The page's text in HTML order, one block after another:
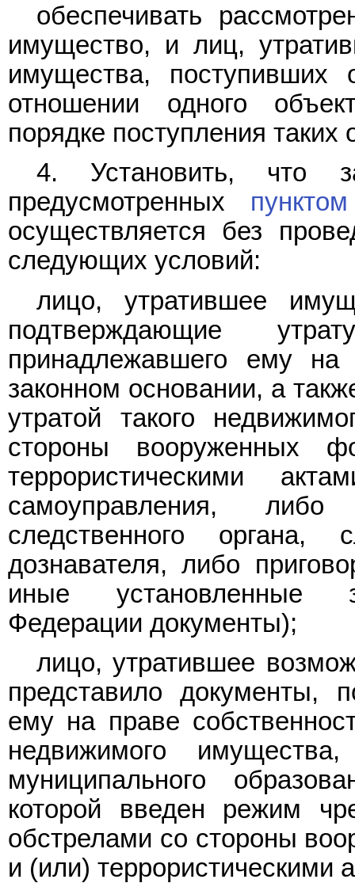
обеспечивать
имущество, и лиц,
имущества, поступивших
отношении одного
порядке поступления
4. Установить, что
предусмотренных
осуществляется без
следующих условий:
лицо, утратившее
подтверждающие
принадлежавшего ему на
законном основании, а
утратой такого
стороны вооруженных
террористическими
самоуправления, либо
следственного органа,
дознавателя, либо
иные установленные
Федерации документы);
лицо, утратившее
представило документы,
ему на праве
недвижимого
муниципального
которой введен режим
обстрелами со стороны
и (или) террористическими